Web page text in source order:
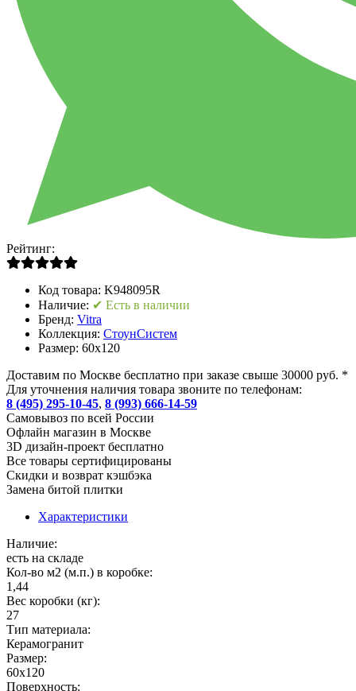
Рейтинг:
Код товара: K948095R
Наличие: ✔ Есть в наличии
Бренд: Vitra
Коллекция: СтоунСистем
Размер: 60х120
Доставим по Москве бесплатно при заказе свыше 30000 руб. *
Для уточнения наличия товара звоните по телефонам:
8 (495) 295-10-45, 8 (993) 666-14-59
Cамовывоз по всей России
Офлайн магазин в Москве
3D дизайн-проект бесплатно
Все товары сертифицированы
Скидки и возврат кэшбэка
Замена битой плитки
Характеристики
Наличие:
есть на складе
Кол-во м2 (м.п.) в коробке:
1,44
Вес коробки (кг):
27
Тип материала:
Керамогранит
Размер:
60х120
Поверхность: